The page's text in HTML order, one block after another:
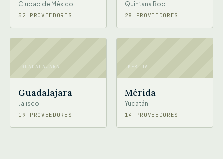
Ciudad de México
52 PROVEEDORES
Quintana Roo
28 PROVEEDORES
GUADALAJARA
Guadalajara
Jalisco
19 PROVEEDORES
MÉRIDA
Mérida
Yucatán
14 PROVEEDORES